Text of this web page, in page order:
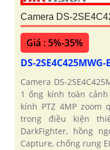
Camera DS-
Giá : 5%-35%
DS-2SE4C425MWG-
Camera DS-
1 ống kính toàn
kính PTZ 4MP zoom
trong điều kiện
DarkFighter, hồng
Capture, chống rung